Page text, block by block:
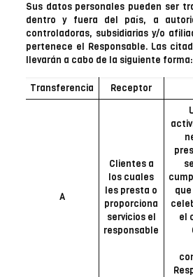
Sus datos personales pueden ser
dentro y fuera del país, a
controladoras, subsidiarias y/o
pertenece el Responsable. Las
llevarán a cabo de la siguiente forma:
Transferencia Receptor
A
Clientes a
los cuales
les presta o
proporciona
servicios el
responsable
el